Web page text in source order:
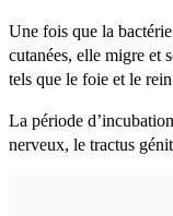
Une fois que la
cutanées, elle migre et
tels que le foie et le
La période
nerveux, le tractus